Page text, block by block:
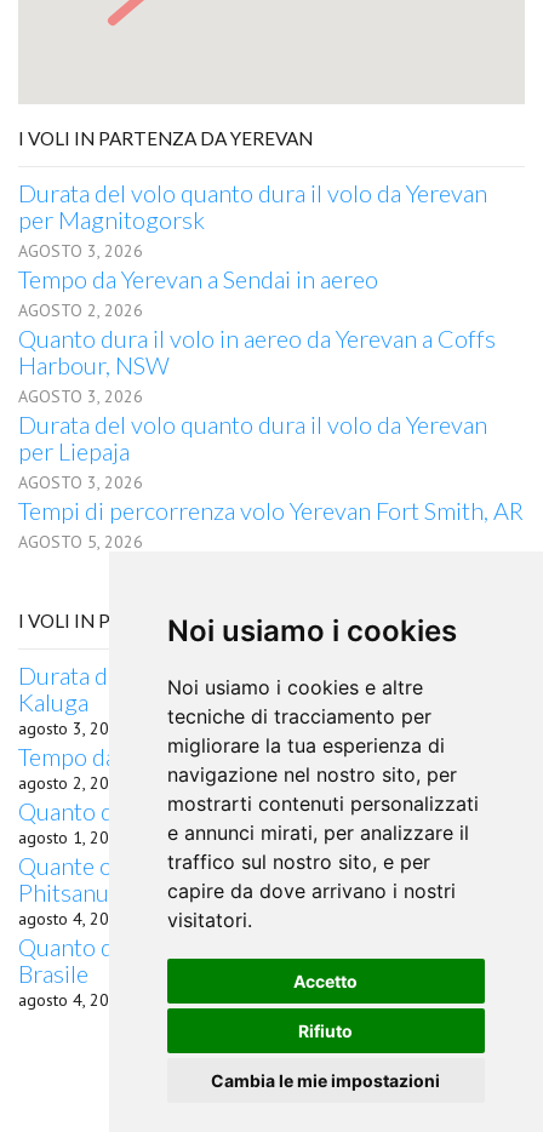
Noi usiamo i cookies
Noi usiamo i cookies e altre
tecniche di tracciamento per
migliorare la tua esperienza di
navigazione nel nostro sito, per
mostrarti contenuti personalizzati
e annunci mirati, per analizzare il
traffico sul nostro sito, e per
capire da dove arrivano i nostri
visitatori.
Accetto
Rifiuto
Cambia le mie impostazioni
I VOLI IN PARTENZA DA YEREVAN
Durata del volo quanto dura il volo da Yerevan
per Magnitogorsk
AGOSTO 3, 2026
Tempo da Yerevan a Sendai in aereo
AGOSTO 2, 2026
Quanto dura il volo in aereo da Yerevan a Coffs
Harbour, NSW
AGOSTO 3, 2026
Durata del volo quanto dura il volo da Yerevan
per Liepaja
AGOSTO 3, 2026
Tempi di percorrenza volo Yerevan Fort Smith, AR
AGOSTO 5, 2026
I VOLI IN PARTENZA DA BRASILIA
Durata del volo quanto dura il volo da Brasilia per
Kaluga
agosto 3, 2026
Tempo da Brasilia a Forde in aereo
agosto 2, 2026
Quanto dura il volo in aereo da Brasilia a Catania
agosto 1, 2026
Quante ore di volo occorrono da Brasilia a
Phitsanulok?
agosto 4, 2026
Quanto dura il volo da Brasilia, Brasile per Macaé,
Brasile
agosto 4, 2026